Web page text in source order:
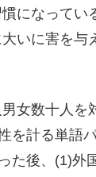
になって
いに害を
女数十人
を計る単語
た後、(1)